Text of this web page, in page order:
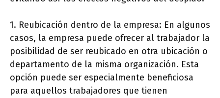
1. Reubicación dentro de la empresa: En algunos
casos, la empresa puede ofrecer al trabajador la
posibilidad de ser reubicado en otra ubicación o
departamento de la misma organización. Esta
opción puede ser especialmente beneficiosa
para aquellos trabajadores que tienen